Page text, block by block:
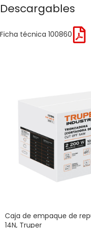
Descargables
Ficha técnica 100860
Caja de empaque de
14N, Truper